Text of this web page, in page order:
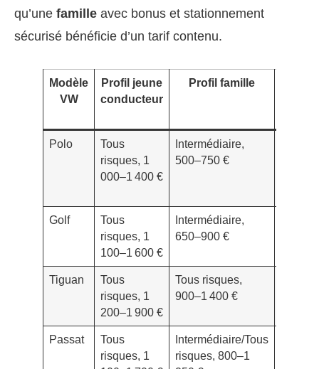
qu’une famille avec bonus et stationnement
sécurisé bénéficie d’un tarif contenu.
Modèle
VW
Profil jeune
conducteur
Profil famille
Polo
Tous
risques, 1
000–1 400 €
Intermédiaire,
500–750 €
Golf
Tous
risques, 1
100–1 600 €
Intermédiaire,
650–900 €
Tiguan
Tous
risques, 1
200–1 900 €
Tous risques,
900–1 400 €
Passat
Tous
risques, 1
Intermédiaire/Tous
risques, 800–1